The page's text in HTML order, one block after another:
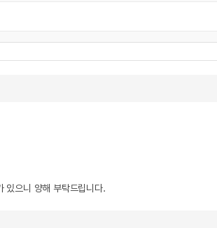
있으니 양해 부탁드립니다.